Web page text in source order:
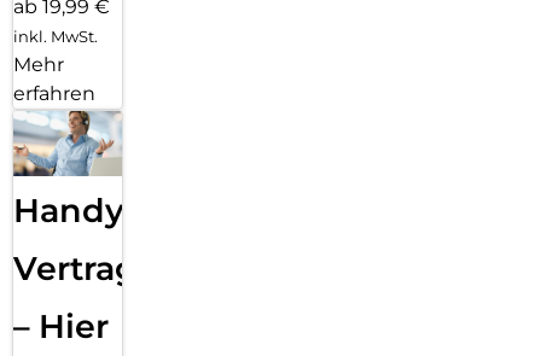
ab 19,99 €
inkl. MwSt.
Mehr
erfahren
Handy
Vertragsabwicklung
– Hier